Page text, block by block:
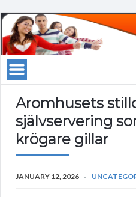
Aromhusets
självservering
krögare gillar
JANUARY 12, 2026